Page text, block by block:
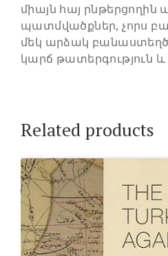
միայն հայ րնթերցողին
պատմվածքներ, չորս
մեկ արձակ
կարճ թատերգություն և
Related products